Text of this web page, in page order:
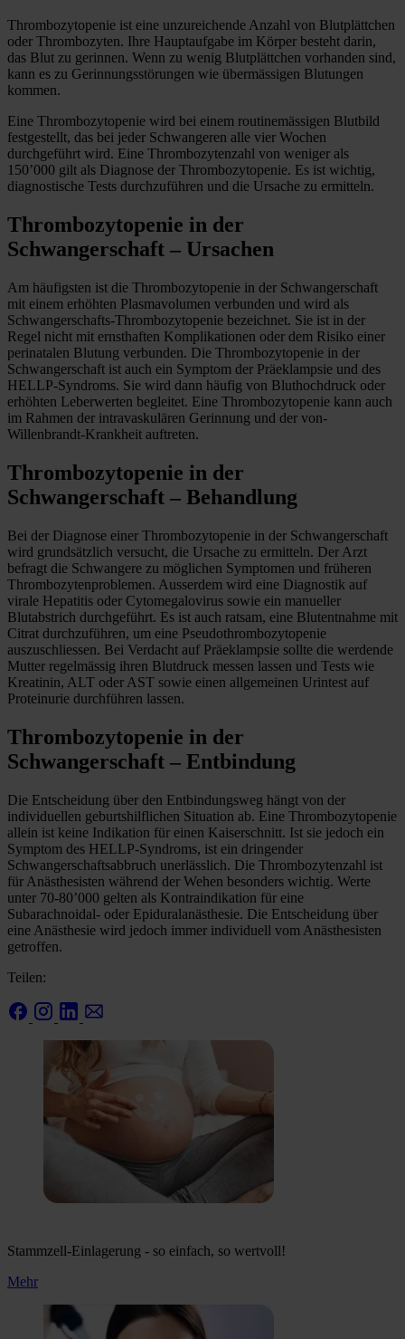
Thrombozytopenie ist eine unzureichende Anzahl von Blutplättchen
oder Thrombozyten. Ihre Hauptaufgabe im Körper besteht darin,
das Blut zu gerinnen. Wenn zu wenig Blutplättchen vorhanden sind,
kann es zu Gerinnungsstörungen wie übermässigen Blutungen
kommen.
Eine Thrombozytopenie wird bei einem routinemässigen Blutbild
festgestellt, das bei jeder Schwangeren alle vier Wochen
durchgeführt wird. Eine Thrombozytenzahl von weniger als
150’000 gilt als Diagnose der Thrombozytopenie. Es ist wichtig,
diagnostische Tests durchzuführen und die Ursache zu ermitteln.
Thrombozytopenie in der
Schwangerschaft – Ursachen
Am häufigsten ist die Thrombozytopenie in der Schwangerschaft
mit einem erhöhten Plasmavolumen verbunden und wird als
Schwangerschafts-Thrombozytopenie bezeichnet. Sie ist in der
Regel nicht mit ernsthaften Komplikationen oder dem Risiko einer
perinatalen Blutung verbunden. Die Thrombozytopenie in der
Schwangerschaft ist auch ein Symptom der Präeklampsie und des
HELLP-Syndroms. Sie wird dann häufig von Bluthochdruck oder
erhöhten Leberwerten begleitet. Eine Thrombozytopenie kann auch
im Rahmen der intravaskulären Gerinnung und der von-
Willenbrandt-Krankheit auftreten.
Thrombozytopenie in der
Schwangerschaft – Behandlung
Bei der Diagnose einer Thrombozytopenie in der Schwangerschaft
wird grundsätzlich versucht, die Ursache zu ermitteln. Der Arzt
befragt die Schwangere zu möglichen Symptomen und früheren
Thrombozytenproblemen. Ausserdem wird eine Diagnostik auf
virale Hepatitis oder Cytomegalovirus sowie ein manueller
Blutabstrich durchgeführt. Es ist auch ratsam, eine Blutentnahme mit
Citrat durchzuführen, um eine Pseudothrombozytopenie
auszuschliessen. Bei Verdacht auf Präeklampsie sollte die werdende
Mutter regelmässig ihren Blutdruck messen lassen und Tests wie
Kreatinin, ALT oder AST sowie einen allgemeinen Urintest auf
Proteinurie durchführen lassen.
Thrombozytopenie in der
Schwangerschaft – Entbindung
Die Entscheidung über den Entbindungsweg hängt von der
individuellen geburtshilflichen Situation ab. Eine Thrombozytopenie
allein ist keine Indikation für einen Kaiserschnitt. Ist sie jedoch ein
Symptom des HELLP-Syndroms, ist ein dringender
Schwangerschaftsabbruch unerlässlich. Die Thrombozytenzahl ist
für Anästhesisten während der Wehen besonders wichtig. Werte
unter 70-80’000 gelten als Kontraindikation für eine
Subarachnoidal- oder Epiduralanästhesie. Die Entscheidung über
eine Anästhesie wird jedoch immer individuell vom Anästhesisten
getroffen.
Teilen:
Stammzell-Einlagerung - so einfach, so wertvoll!
Mehr